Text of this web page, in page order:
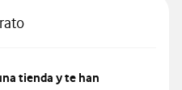
tienda y te han